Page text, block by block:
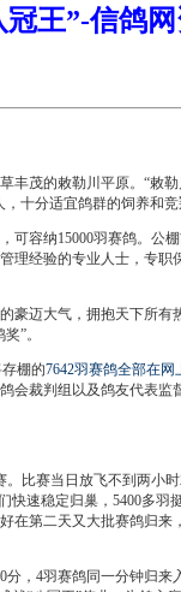
王”-信鸽
丰茂的敕勒川平原。“敕
十分适宜鸽群的饲养和竞
容纳15000羽赛鸽。公
理经验的专业人士，专职
迈大气，拥抱天下所有
”。
棚的7642羽赛鸽全部在网
会裁判组以及鸽友代表监
赛当日放飞不到两小时
快速稳定归巢，5400多羽
在第二天又大批赛鸽归来
，4羽赛鸽同一分钟归来